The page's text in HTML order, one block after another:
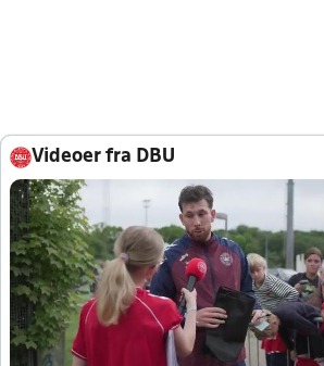
Videoer fra DBU